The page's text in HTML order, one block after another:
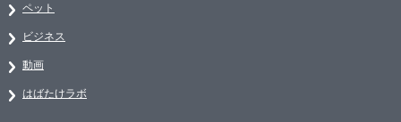
ペット
ビジネス
動画
はばたけラボ